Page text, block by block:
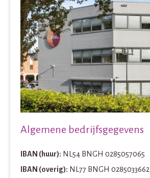
Algemene bedrijfsgegevens
IBAN (huur): NL54 BNGH 0285057065
IBAN (overig): NL77 BNGH 0285033662